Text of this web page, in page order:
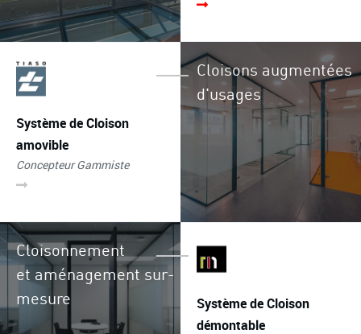
Cloisons augmentées
d'usages
Système de Cloison
amovible
Concepteur Gammiste
Cloisonnement
et aménagement sur-
mesure
Système de Cloison
démontable